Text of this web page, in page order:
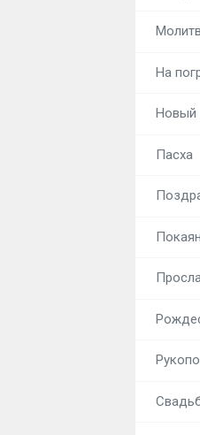
На
Новый
Пасха